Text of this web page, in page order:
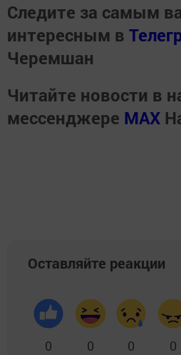
Следите за самым
интересным в
Черемшан
Читайте новости в
мессенджере MАХ
Оставляйте реакции
0 0 0 0